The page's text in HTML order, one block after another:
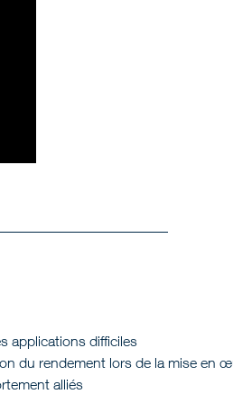
applications difficiles
du rendement lors de la mise en
alliés